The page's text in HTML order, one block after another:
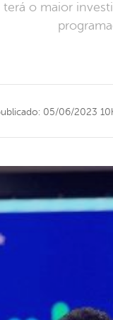
terá o maior
05/06/2023